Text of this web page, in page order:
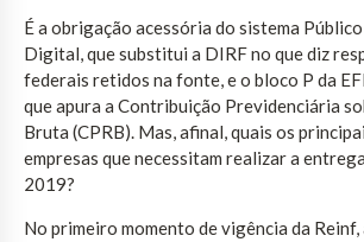
É a obrigação acessória do sistema
Digital, que substitui a DIRF no que diz
federais retidos na fonte, e o bloco P da
que apura a Contribuição Previdenciária
Bruta (CPRB). Mas, afinal, quais os
empresas que necessitam realizar a
2019?
No primeiro momento de vigência da Reinf,